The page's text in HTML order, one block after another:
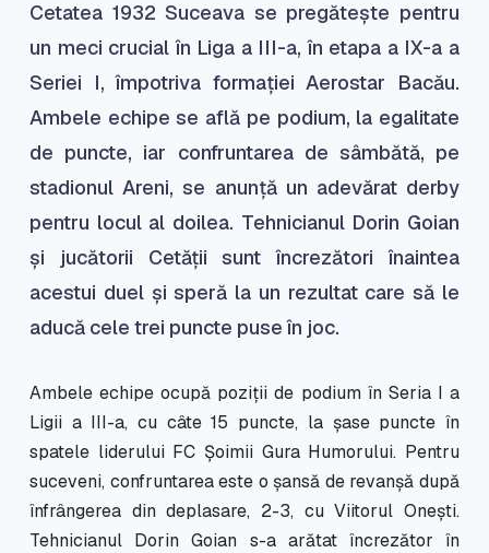
Cetatea 1932 Suceava se pregătește pentru
un meci crucial în Liga a III-a, în etapa a IX-a a
Seriei I, împotriva formației Aerostar Bacău.
Ambele echipe se află pe podium, la egalitate
de puncte, iar confruntarea de sâmbătă, pe
stadionul Areni, se anunță un adevărat derby
pentru locul al doilea. Tehnicianul Dorin Goian
și jucătorii Cetății sunt încrezători înaintea
acestui duel și speră la un rezultat care să le
aducă cele trei puncte puse în joc.
Ambele echipe ocupă poziții de podium în Seria I a
Ligii a III-a, cu câte 15 puncte, la șase puncte în
spatele liderului FC Șoimii Gura Humorului. Pentru
suceveni, confruntarea este o șansă de revanșă după
înfrângerea din deplasare, 2-3, cu Viitorul Onești.
Tehnicianul Dorin Goian s-a arătat încrezător în